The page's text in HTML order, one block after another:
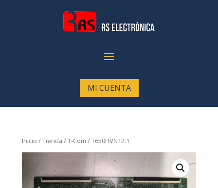
MI CUENTA
Inicio /Tienda /T-Com / T650HVN12.1